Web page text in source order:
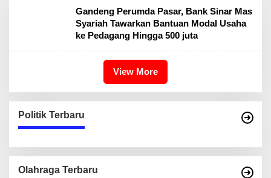
Gandeng Perumda Pasar, Bank Sinar Mas
Syariah Tawarkan Bantuan Modal Usaha
ke Pedagang Hingga 500 juta
View More
Politik Terbaru
Olahraga Terbaru